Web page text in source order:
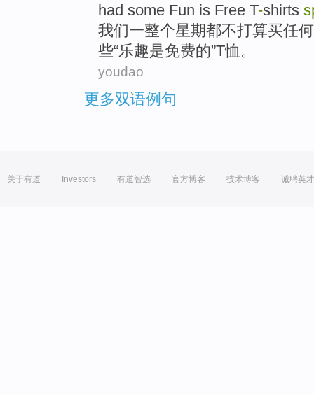
had some Fun is Free T-shirts
我们一整个星期都不打算买任何
些“乐趣是免费的”T恤 。
youdao
更多双语例句
关于有道 Investors 有道智选 官方博客 技术博客 诚聘英才